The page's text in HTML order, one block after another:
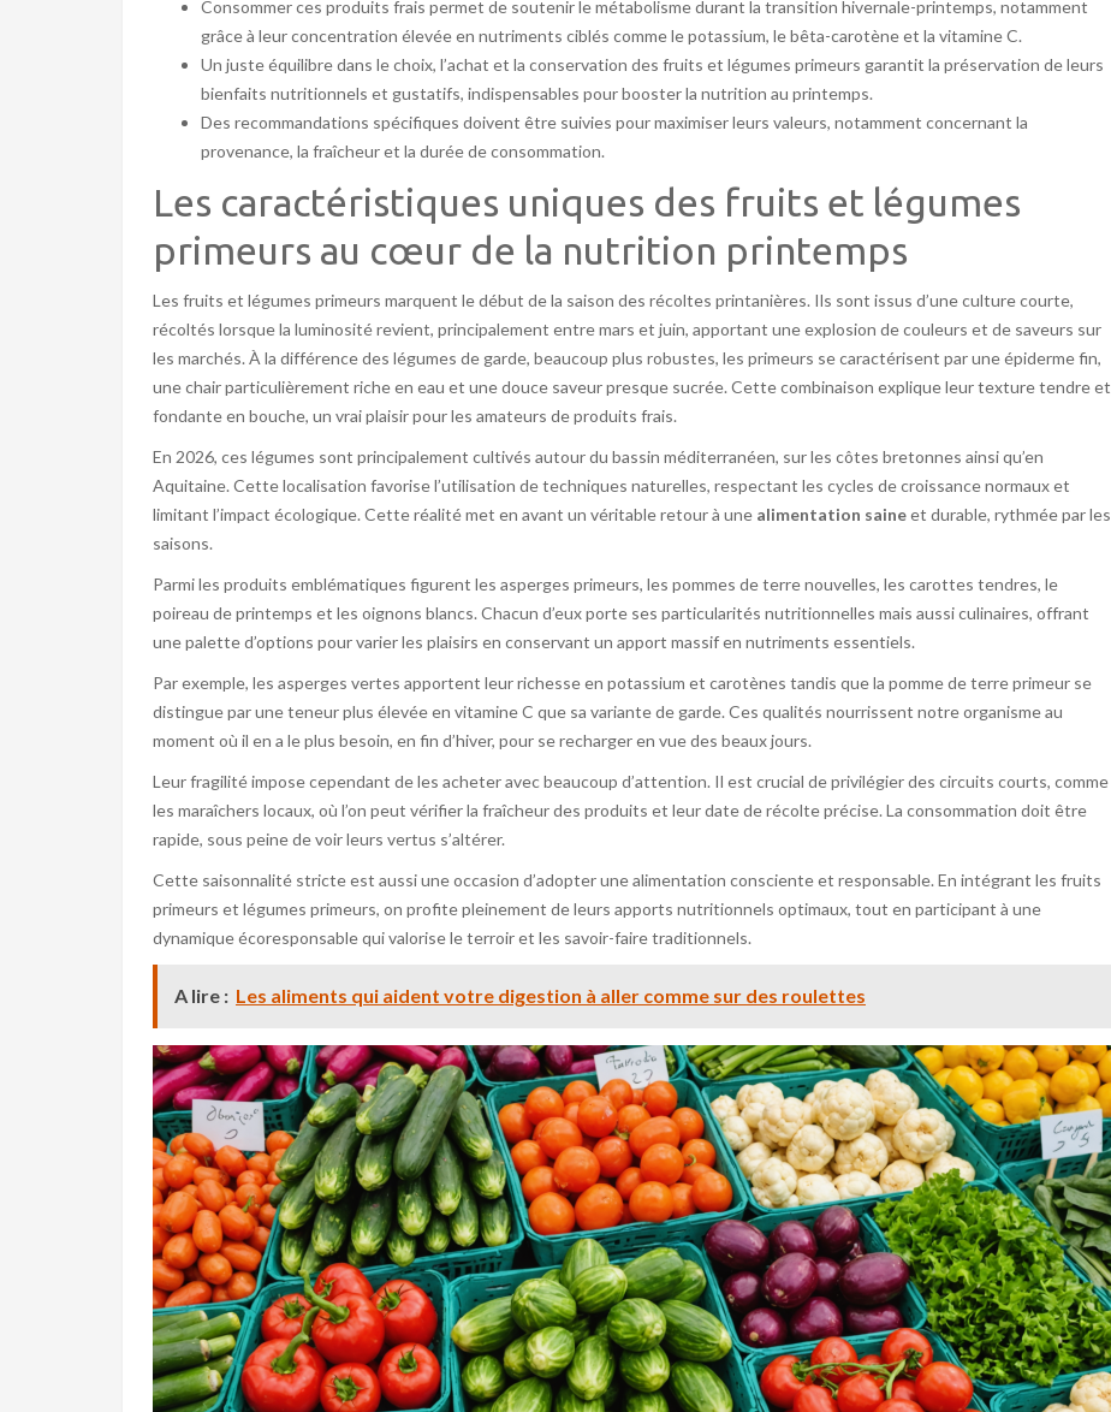
Consommer ces produits frais permet de soutenir le métabolisme durant la transition hivernale-printemps, notamment
grâce à leur concentration élevée en nutriments ciblés comme le potassium, le bêta-carotène et la vitamine C.
Un juste équilibre dans le choix, l’achat et la conservation des fruits et légumes primeurs garantit la préservation de leurs
bienfaits nutritionnels et gustatifs, indispensables pour booster la nutrition au printemps.
Des recommandations spécifiques doivent être suivies pour maximiser leurs valeurs, notamment concernant la
provenance, la fraîcheur et la durée de consommation.
Les caractéristiques uniques des fruits et légumes
primeurs au cœur de la nutrition printemps
Les fruits et légumes primeurs marquent le début de la saison des récoltes printanières. Ils sont issus d’une culture courte,
récoltés lorsque la luminosité revient, principalement entre mars et juin, apportant une explosion de couleurs et de saveurs sur
les marchés. À la différence des légumes de garde, beaucoup plus robustes, les primeurs se caractérisent par une épiderme fin,
une chair particulièrement riche en eau et une douce saveur presque sucrée. Cette combinaison explique leur texture tendre et
fondante en bouche, un vrai plaisir pour les amateurs de produits frais.
En 2026, ces légumes sont principalement cultivés autour du bassin méditerranéen, sur les côtes bretonnes ainsi qu’en
Aquitaine. Cette localisation favorise l’utilisation de techniques naturelles, respectant les cycles de croissance normaux et
limitant l’impact écologique. Cette réalité met en avant un véritable retour à une alimentation saineet durable, rythmée par les
saisons.
Parmi les produits emblématiques figurent les asperges primeurs, les pommes de terre nouvelles, les carottes tendres, le
poireau de printemps et les oignons blancs. Chacun d’eux porte ses particularités nutritionnelles mais aussi culinaires, offrant
une palette d’options pour varier les plaisirs en conservant un apport massif en nutriments essentiels.
Par exemple, les asperges vertes apportent leur richesse en potassium et carotènes tandis que la pomme de terre primeur se
distingue par une teneur plus élevée en vitamine C que sa variante de garde. Ces qualités nourrissent notre organisme au
moment où il en a le plus besoin, en fin d’hiver, pour se recharger en vue des beaux jours.
Leur fragilité impose cependant de les acheter avec beaucoup d’attention. Il est crucial de privilégier des circuits courts, comme
les maraîchers locaux, où l’on peut vérifier la fraîcheur des produits et leur date de récolte précise. La consommation doit être
rapide, sous peine de voir leurs vertus s’altérer.
Cette saisonnalité stricte est aussi une occasion d’adopter une alimentation consciente et responsable. En intégrant les fruits
primeurs et légumes primeurs, on profite pleinement de leurs apports nutritionnels optimaux, tout en participant à une
dynamique écoresponsable qui valorise le terroir et les savoir-faire traditionnels.
A lire : Les aliments qui aident votre digestion à aller comme sur des roulettes